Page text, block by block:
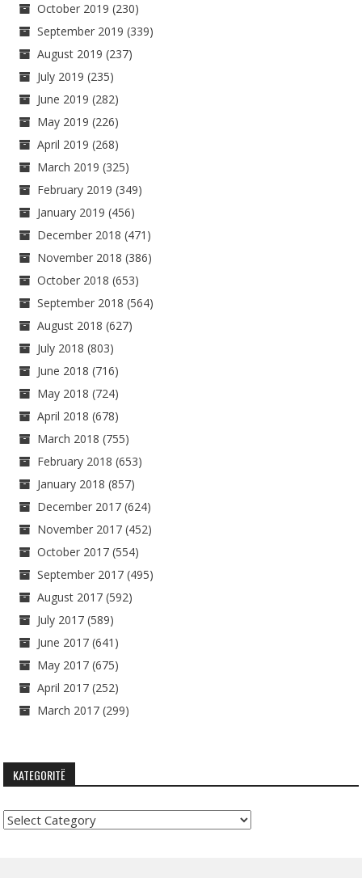
October 2019 (230)
September 2019 (339)
August 2019 (237)
July 2019 (235)
June 2019 (282)
May 2019 (226)
April 2019 (268)
March 2019 (325)
February 2019 (349)
January 2019 (456)
December 2018 (471)
November 2018 (386)
October 2018 (653)
September 2018 (564)
August 2018 (627)
July 2018 (803)
June 2018 (716)
May 2018 (724)
April 2018 (678)
March 2018 (755)
February 2018 (653)
January 2018 (857)
December 2017 (624)
November 2017 (452)
October 2017 (554)
September 2017 (495)
August 2017 (592)
July 2017 (589)
June 2017 (641)
May 2017 (675)
April 2017 (252)
March 2017 (299)
KATEGORITË
Kategoritë